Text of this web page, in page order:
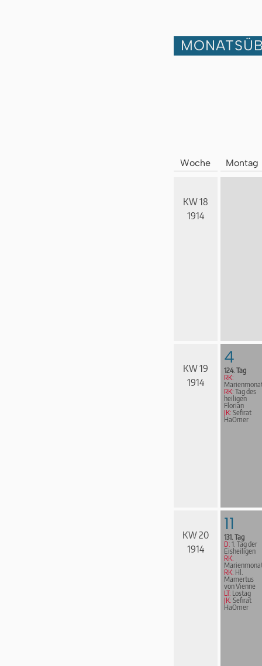
Woche Montag
KW 18
1914
KW 19
1914
4
124. Tag
RK:
RK: Tag des
heiligen
Florian
JK: Sefirat
HaOmer
KW 20
1914
11
131. Tag
D: 1. Tag der
Eisheiligen
RK:
RK: Hl.
Mamertus
von Vienne
LT: Lostag
JK: Sefirat
HaOmer